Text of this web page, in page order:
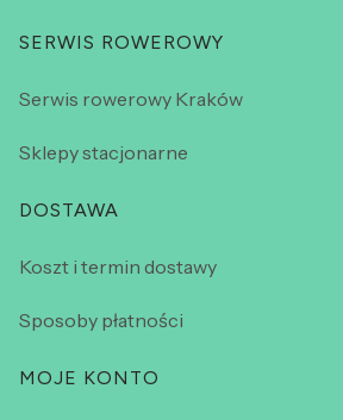
SERWIS ROWEROWY
Serwis rowerowy Kraków
Sklepy stacjonarne
DOSTAWA
Koszt i termin dostawy
Sposoby płatności
MOJE KONTO